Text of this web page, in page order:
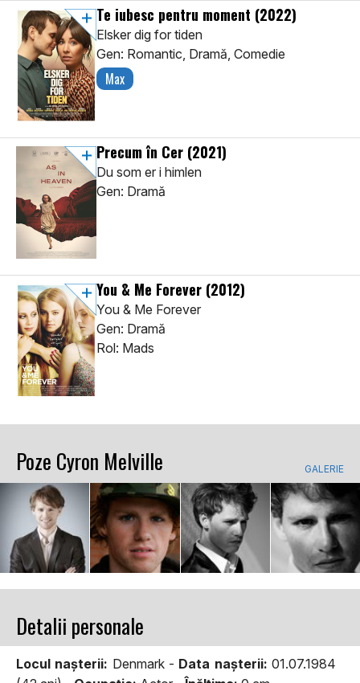
Te iubesc pentru moment (2022)
Elsker dig for tiden
Gen: Romantic, Dramă, Comedie
Max
Precum în Cer (2021)
Du som er i himlen
Gen: Dramă
You & Me Forever (2012)
You & Me Forever
Gen: Dramă
Rol: Mads
Poze Cyron Melville GALERIE
Detalii personale
Locul naşterii: Denmark - Data naşterii: 01.07.1984